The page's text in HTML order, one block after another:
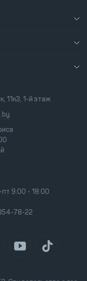
11к3, 1-й этаж
9:00 - 18:00
78-22